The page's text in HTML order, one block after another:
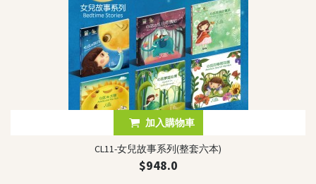
加入購物車
CL11-女兒故事系列(整套六本)
$948.0